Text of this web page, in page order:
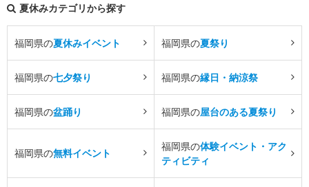
夏休みカテゴリから探す
福岡県の夏休みイベント 福岡県の夏祭り
福岡県の七夕祭り 福岡県の縁日・納涼祭
福岡県の盆踊り 福岡県の屋台のある夏祭り
福岡県の無料イベント
福岡県の体験イベント・アク
ティビティ